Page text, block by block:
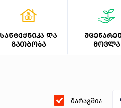
ᲡᲐᲜᲢᲔᲥᲜᲘᲙᲐ ᲓᲐ
ᲒᲐᲗᲑᲝᲑᲐ
ᲛᲝᲕᲚᲐ
მარაგშია